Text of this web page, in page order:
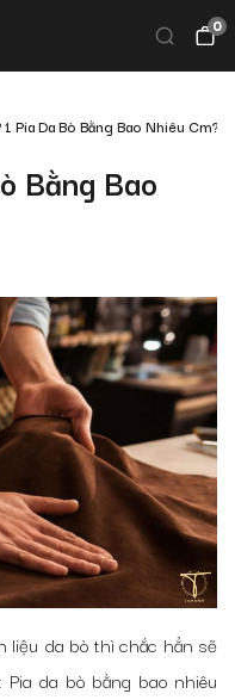
0
1 Pia Da Bò Bằng Bao Nhiêu Cm?
Bằng Bao
liệu da bò thì chắc hẳn sẽ
Pia da bò bằng bao nhiêu